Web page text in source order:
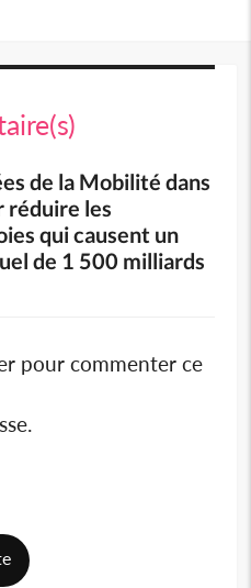
de la Mobilité dans
réduire les
qui causent un
de 1 500 milliards
pour commenter ce